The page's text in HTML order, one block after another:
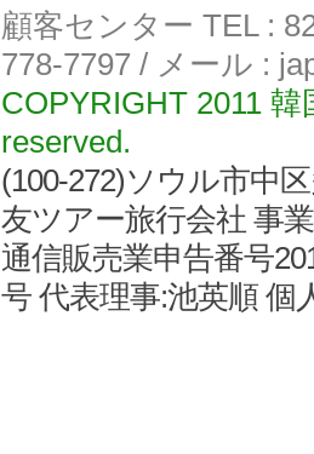
顧客センター TEL :
778-7797 / メール :
COPYRIGHT 2011
reserved.
(100-272)ソウル市中
友ツアー旅行会社 事
通信販売業申告番号
号 代表理事:池英順 個